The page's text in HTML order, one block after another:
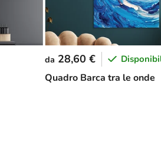
Quadro Barca tra le onde
da 28,60 €